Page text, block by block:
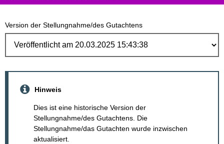
Version der Stellungnahme/des Gutachtens
Hinweis
Dies ist eine historische Version der
Stellungnahme/des Gutachtens. Die
Stellungnahme/das Gutachten wurde inzwischen
aktualisiert.